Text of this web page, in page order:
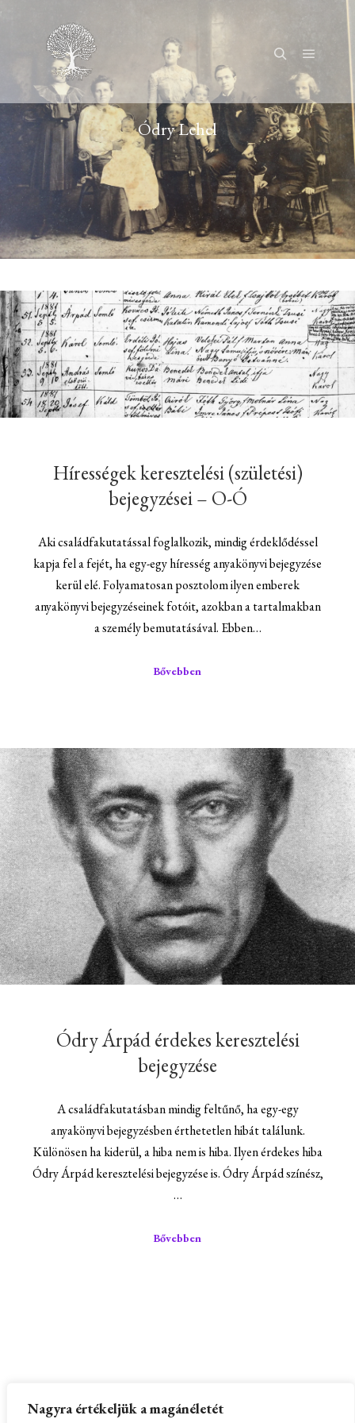
Nagyra értékeljük a magánéletét
KeresésFőmenü
Ódry Lehel
Hírességek keresztelési (születési)
bejegyzései – O-Ó
Aki családfakutatással foglalkozik, mindig érdeklődéssel
kapja fel a fejét, ha egy-egy híresség anyakönyvi bejegyzése
kerül elé. Folyamatosan posztolom ilyen emberek
anyakönyvi bejegyzéseinek fotóit, azokban a tartalmakban
a személy bemutatásával. Ebben…
Bővebben
Ódry Árpád érdekes keresztelési
bejegyzése
A családfakutatásban mindig feltűnő, ha egy-egy
anyakönyvi bejegyzésben érthetetlen hibát találunk.
Különösen ha kiderül, a hiba nem is hiba. Ilyen érdekes hiba
Ódry Árpád keresztelési bejegyzése is. Ódry Árpád színész,
…
Bővebben
Partnerek:Kissomlyó és a Kis-Somlyó hegy